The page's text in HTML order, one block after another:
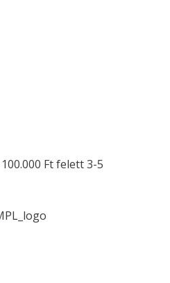
Ft felett 3-5